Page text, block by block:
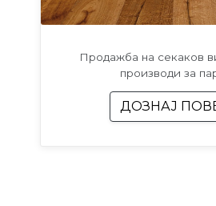
Продажба на секаков
производи за
ДОЗНАЈ